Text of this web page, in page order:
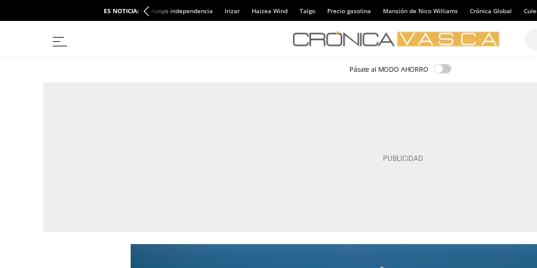
ES NOTICIA: Apoyo independencia Irizar Haizea Wind Talgo Precio gasolina Mansión de Nico Williams Crónica Global
Pásate al MODO AHORRO